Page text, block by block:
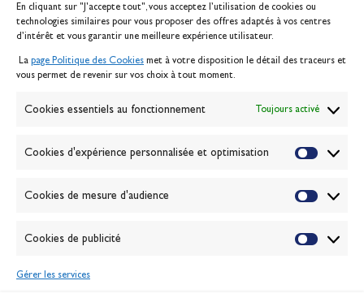
En cliquant sur "J'accepte tout", vous acceptez l’utilisation de cookies ou
technologies similaires pour vous proposer des offres adaptés à vos centres
d’intérêt et vous garantir une meilleure expérience utilisateur.
La page Politique des Cookies met à votre disposition le détail des traceurs et
vous permet de revenir sur vos choix à tout moment.
Cookies essentiels au fonctionnement Toujours activé
Cookies d'expérience personnalisée et optimisation
Cookies de mesure d'audience
Cookies de publicité
Gérer les services
Inscription serveur média
Contact
Politique des cookies
Banque de la voile
Passion Voile TV
ABONNEZ-VOUS